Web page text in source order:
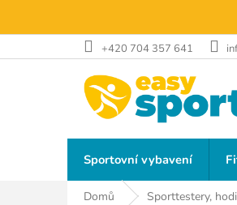
obsah
+420 704 357 641
Sportovní vybavení
Domů Sporttestery,